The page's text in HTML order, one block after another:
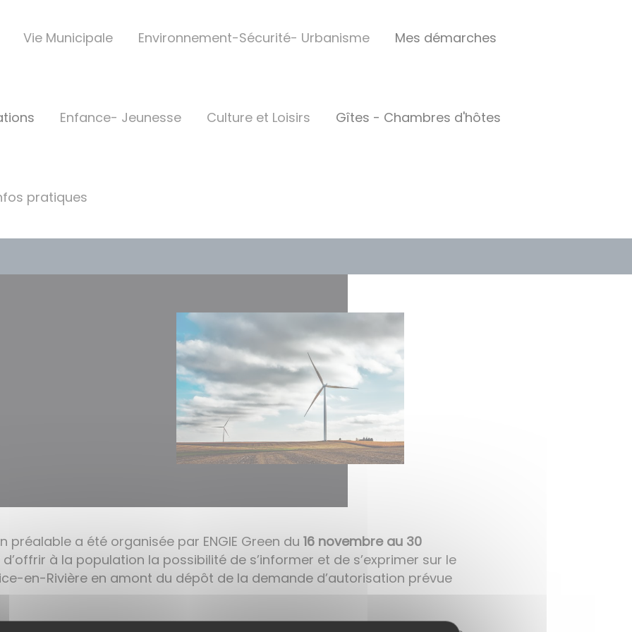
Vie Municipale Environnement-Sécurité- Urbanisme Mes démarches
Enfance- Jeunesse Culture et Loisirs Gîtes - Chambres d'hôtes
pratiques
a été organisée par ENGIE Green du 16 novembre au 30
à la population la possibilité de s’informer et de s’exprimer sur le
en-Rivière en amont du dépôt de la demande d’autorisation prévue